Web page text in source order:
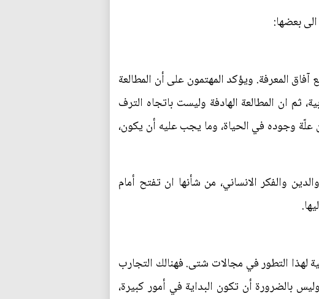
بعضها:
المعرفة. ويؤكد المهتمون على أن المطالعة
ان المطالعة الهادفة وليست باتجاه الترف
علّة وجوده في الحياة، وما يجب عليه أن يكون،
والفكر الانساني، من شأنها ان تفتح أمام
لهذا التطور في مجالات شتى. فهنالك التجارب
بالضرورة أن تكون البداية في أمور كبيرة،